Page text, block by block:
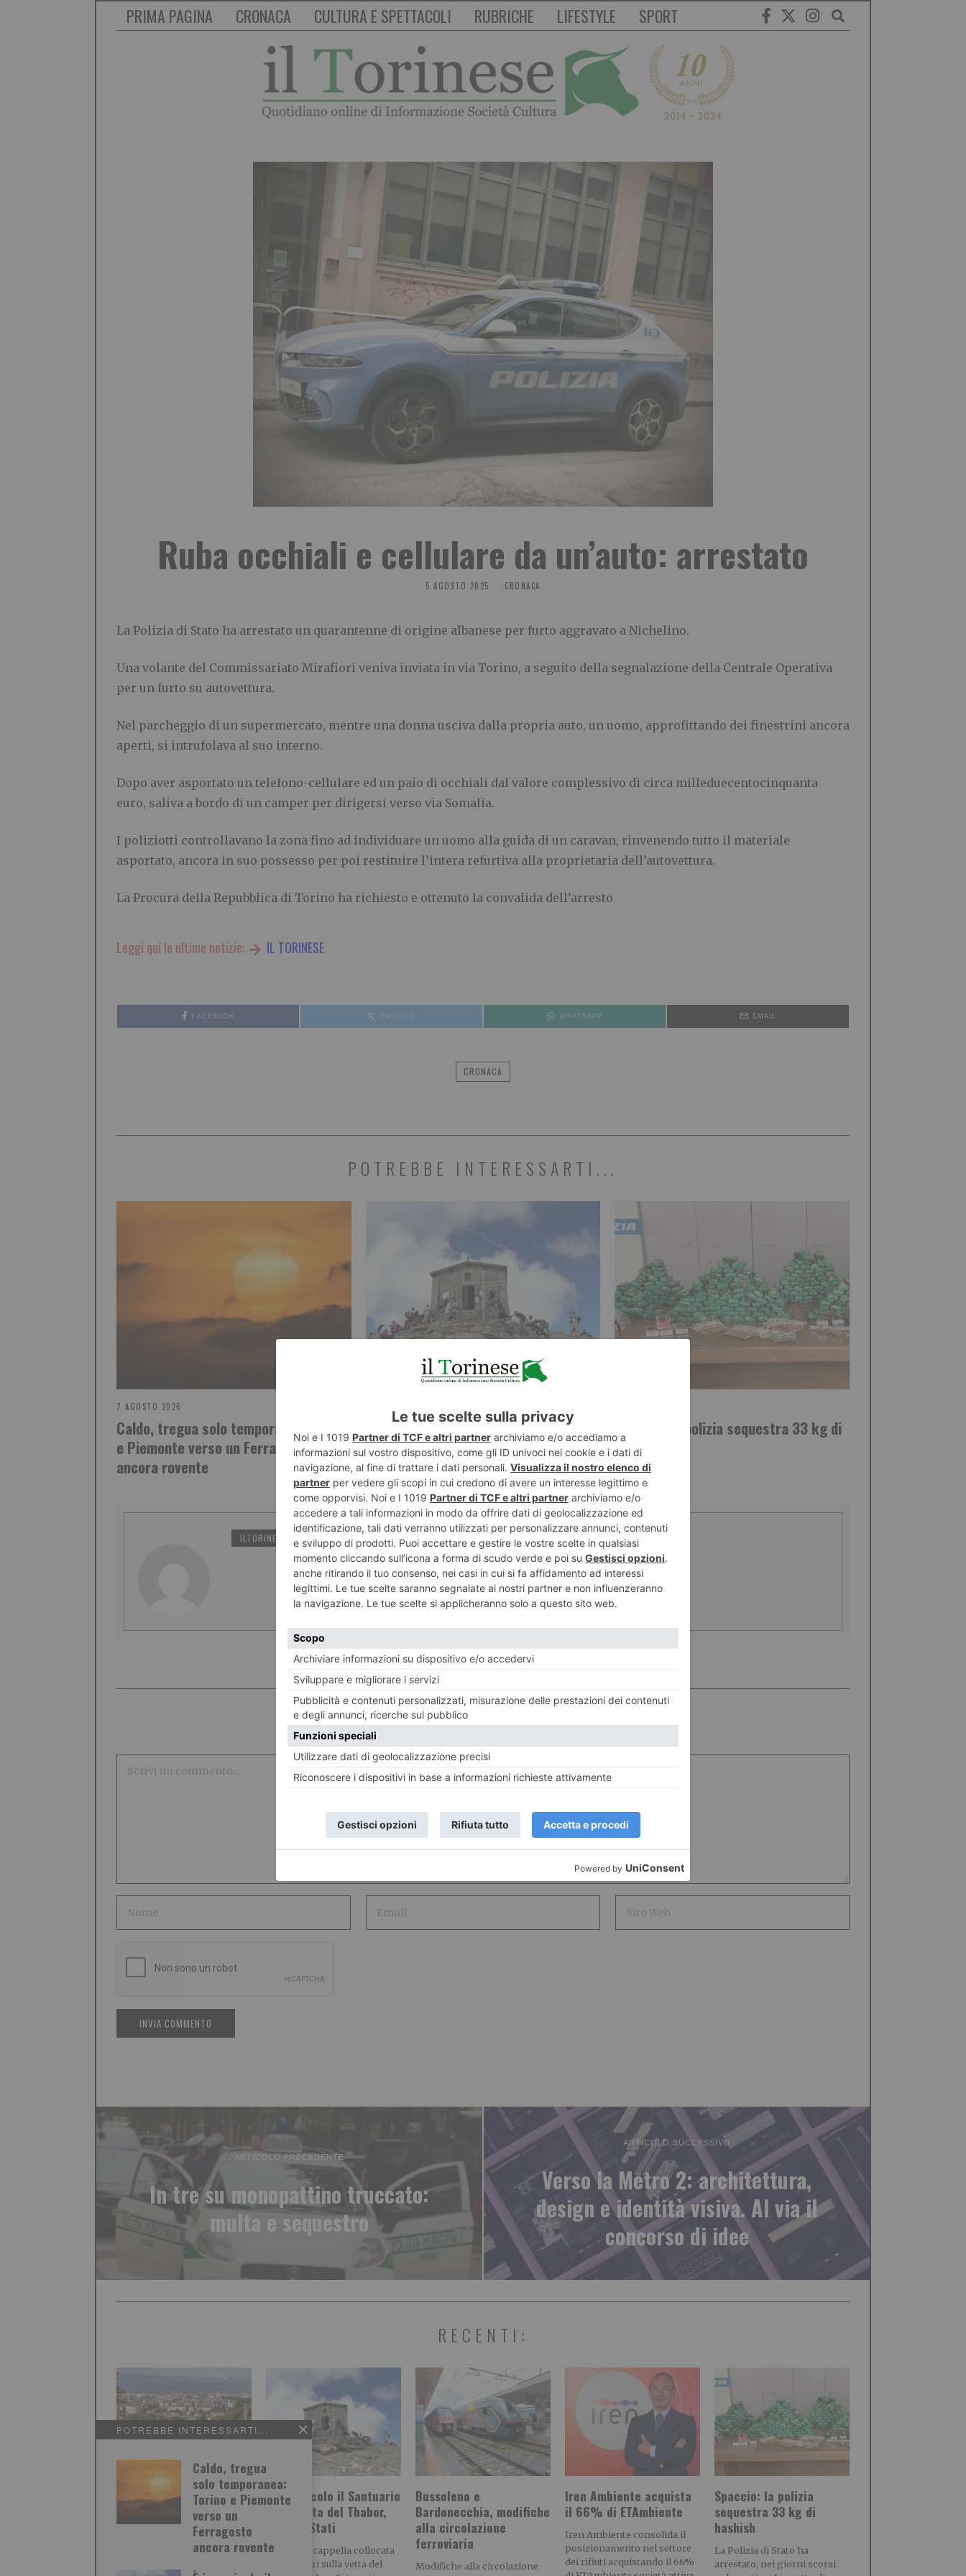
PRIMA PAGINA CRONACA CULTURA E SPETTACOLI RUBRICHE LIFESTYLE SPORT
Ruba occhiali e cellulare da un’auto: arrestato
5 AGOSTO 2025 CRONACA
La Polizia di Stato ha arrestato un quarantenne di origine albanese per furto aggravato a Nichelino.
Una volante del Commissariato Mirafiori veniva inviata in via Torino, a seguito della segnalazione della Centrale Operativa
per un furto su autovettura.
Nel parcheggio di un supermercato, mentre una donna usciva dalla propria auto, un uomo, approfittando dei finestrini ancora
aperti, si intrufolava al suo interno.
Dopo aver asportato un telefono-cellulare ed un paio di occhiali dal valore complessivo di circa milleduecentocinquanta
euro, saliva a bordo di un camper per dirigersi verso via Somalia.
I poliziotti controllavano la zona fino ad individuare un uomo alla guida di un caravan, rinvenendo tutto il materiale
asportato, ancora in suo possesso per poi restituire l’intera refurtiva alla proprietaria dell’autovettura.
La Procura della Repubblica di Torino ha richiesto e ottenuto la convalida dell’arresto
Leggi qui le ultime notizie: IL TORINESE
FACEBOOK TWITTER WHATSAPP EMAIL
CRONACA
POTREBBE INTERESSARTI...
7 AGOSTO 2026
Caldo, tregua solo temporanea: Torino
e Piemonte verso un Ferragosto
ancora rovente
È in pericolo il Santuario sulla vetta
del Thabor, tra due Stati
Spaccio: la polizia sequestra 33 kg di
hashish
ILTORINESE POST RECENTI
LASCIA UN COMMENTO
POTREBBE INTERESSARTI...
Caldo, tregua
solo temporanea:
Torino e Piemonte
verso un
Ferragosto
ancora rovente
ARTICOLO PRECEDENTE
In tre su monopattino truccato:
multa e sequestro
ARTICOLO SUCCESSIVO
Verso la Metro 2: architettura,
design e identità visiva. Al via il
concorso di idee
RECENTI:
Vino piemontese e
clima: le richieste dal
confronto in Regione
Il clima è diventato uno dei
È in pericolo il Santuario
sulla vetta del Thabor,
tra due Stati
E’ l’antica cappella collocata
a 3178 metri sulla vetta del
Bussoleno e
Bardonecchia, modifiche
alla circolazione
ferroviaria
Modifiche alla circolazione
Iren Ambiente acquista
il 66% di ETAmbiente
Iren Ambiente consolida il
posizionamento nel settore
dei rifiuti acquistando il 66%
Spaccio: la polizia
sequestra 33 kg di
hashish
La Polizia di Stato ha
arrestato, nei giorni scorsi